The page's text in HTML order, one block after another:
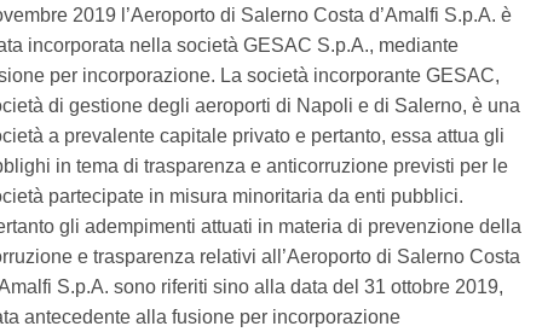
2019 l’Aeroporto di Salerno Costa d’Amalfi S.p.A. è
incorporata nella società GESAC S.p.A., mediante
per incorporazione. La società incorporante GESAC,
di gestione degli aeroporti di Napoli e di Salerno, è una
a prevalente capitale privato e pertanto, essa attua gli
in tema di trasparenza e anticorruzione previsti per le
partecipate in misura minoritaria da enti pubblici.
gli adempimenti attuati in materia di prevenzione della
e trasparenza relativi all’Aeroporto di Salerno Costa
S.p.A. sono riferiti sino alla data del 31 ottobre 2019,
antecedente alla fusione per incorporazione